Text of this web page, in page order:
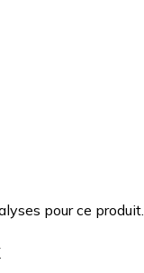
pour ce produit.